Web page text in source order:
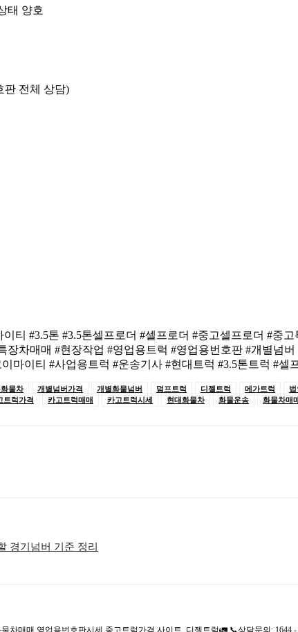
태 양호
판 전체 상담)
티 #3.5톤 #3.5톤셀프로더 #셀프로더 #중고셀프로더 #중
장차매매 #현장작업 #영업용트럭 #영업용번호판 #개별넘
마이티 #사업용트럭 #운송기사 #현대트럭 #3.5톤트럭 #셀
물차 개별넘버가격 개별화물넘버 덤프트럭 디젤트럭 메가트럭
트럭가격 카고트럭매매 카고트럭시세 현대화물차 화물운송 화물차매
경기넘버 기준 정리
차매매 영업용번호판시세 중고트럭가격 사이트. 디젤트럭🚛 📞상담문의: 1644 -